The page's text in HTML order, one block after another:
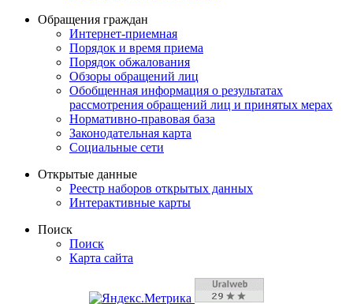
Обращения граждан
Интернет-приемная
Порядок и время приема
Порядок обжалования
Обзоры обращений лиц
Обобщенная информация о результатах
рассмотрения обращений лиц и принятых мерах
Нормативно-правовая база
Законодательная карта
Социальные сети
Открытые данные
Реестр наборов открытых данных
Интерактивные карты
Поиск
Поиск
Карта сайта